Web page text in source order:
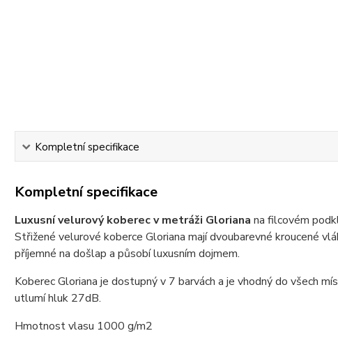
Kompletní specifikace
Kompletní specifikace
Luxusní velurový koberec v metráži Gloriana na filcovém
Střižené velurové koberce Gloriana mají dvoubarevné kroucené
příjemné na došlap a působí luxusním dojmem.
Koberec Gloriana je dostupný v 7 barvách a je vhodný do všech
utlumí hluk 27dB.
Hmotnost vlasu 1000 g/m2